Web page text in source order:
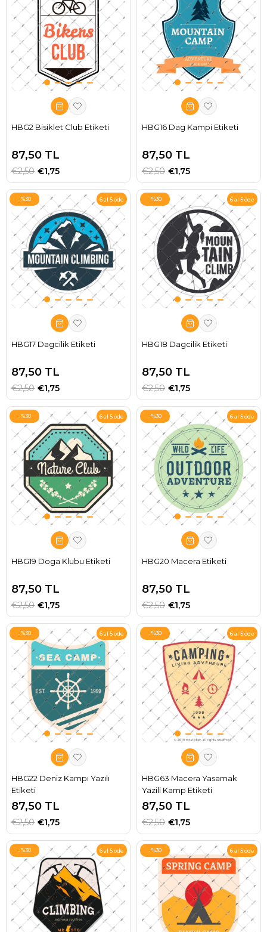
HBG2 Bisiklet Club Etiketi
87,50 TL
€1,75
€2,50
HBG16 Dag Kampi Etiketi
87,50 TL
€1,75
€2,50
HBG17 Dagcilik Etiketi
87,50 TL
€1,75
€2,50
%30 6 al 5 öde
HBG18 Dagcilik Etiketi
87,50 TL
€1,75
€2,50
%30 6 al 5 öde
HBG19 Doga Klubu Etiketi
87,50 TL
€1,75
€2,50
%30 6 al 5 öde
HBG20 Macera Etiketi
87,50 TL
€1,75
€2,50
%30 6 al 5 öde
HBG22 Deniz Kampı Yazılı
Etiketi
87,50 TL
€1,75
€2,50
%30 6 al 5 öde
HBG63 Macera Yasamak
Yazili Kamp Etiketi
87,50 TL
€1,75
€2,50
%30 6 al 5 öde
%30 6 al 5 öde %30 6 al 5 öde